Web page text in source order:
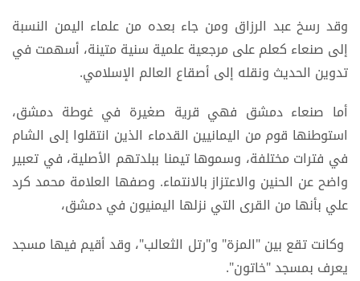
وقد رسخ عبد الرزاق ومن جاء بعده من علماء اليمن النسبة
إلى صنعاء كعلم على مرجعية علمية سنية متينة، أسهمت في
تدوين الحديث ونقله إلى أصقاع العالم الإسلامي.
أما صنعاء دمشق فهي قرية صغيرة في غوطة دمشق،
استوطنها قوم من اليمانيين القدماء الذين انتقلوا إلى الشام
في فترات مختلفة، وسموها تيمنا ببلدتهم الأصلية، في تعبير
واضح عن الحنين والاعتزاز بالانتماء. وصفها العلامة محمد كرد
علي بأنها من القرى التي نزلها اليمنيون في دمشق،
وكانت تقع بين "المزة" و"رتل الثعالب"، وقد أقيم فيها مسجد
يعرف بمسجد "خاتون".